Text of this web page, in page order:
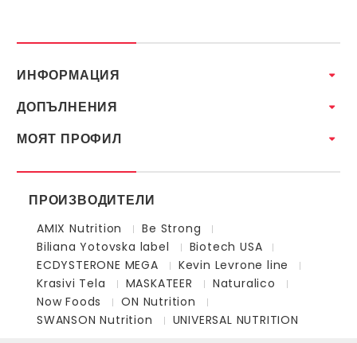
ИНФОРМАЦИЯ
ДОПЪЛНЕНИЯ
МОЯТ ПРОФИЛ
ПРОИЗВОДИТЕЛИ
AMIX Nutrition
Be Strong
Biliana Yotovska label
Biotech USA
ECDYSTERONE MEGA
Kevin Levrone line
Krasivi Tela
MASKATEER
Naturalico
Now Foods
ON Nutrition
SWANSON Nutrition
UNIVERSAL NUTRITION